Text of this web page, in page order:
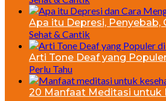
Apa itu Depresi, Penyebab,
Sehat & Cantik
Arti Tone Deaf yang
Perlu Tahu
20 Manfaat Meditasi untuk